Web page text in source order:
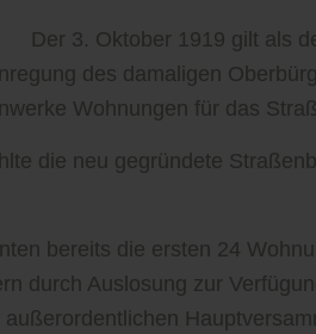
Der 3. Oktober 1919 gilt als
des damaligen
Wohnungen für das
die neu gegründete
bereits die ersten 24
durch Auslosung zur